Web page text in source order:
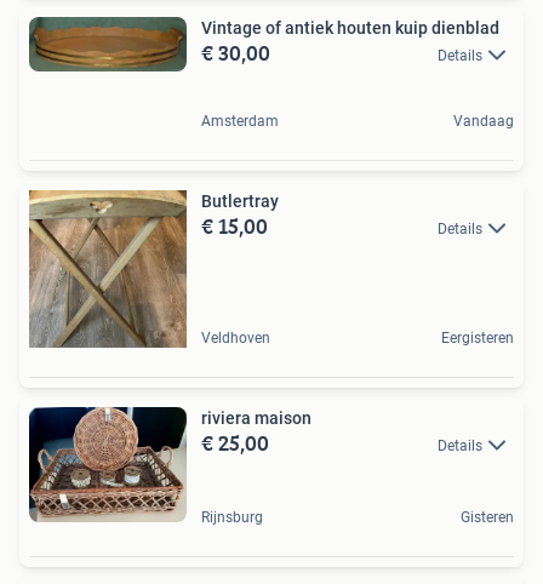
Vintage of antiek houten kuip dienblad
€ 30,00 Details
Amsterdam Vandaag
Butlertray
€ 15,00 Details
Veldhoven Eergisteren
riviera maison
€ 25,00 Details
Rijnsburg Gisteren